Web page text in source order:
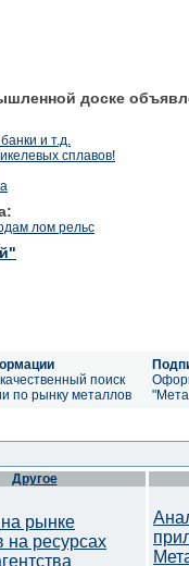
доске
и т.д.
сплавов!
лом рельс
поиск
по рынку металлов
Другое
рынке
на ресурсах